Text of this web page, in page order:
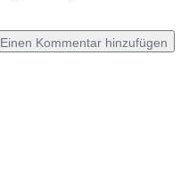
Einen Kommentar hinzufügen